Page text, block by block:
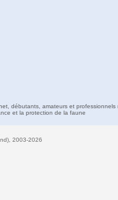
débutants, amateurs et professionnels
et la protection de la faune
2003-2026